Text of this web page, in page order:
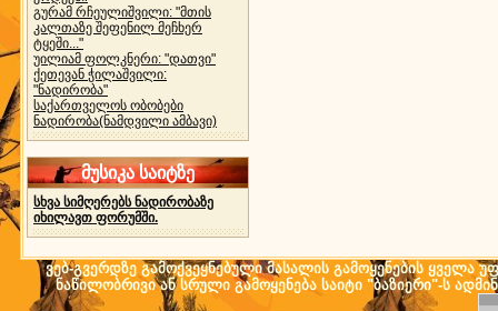
გურამ რჩეულიშვილი: "მთის
კალთაზე შეფენილ მეჩხერ
ტყეში..."
უილიამ ფოლკნერი: "დათვი"
ქეთევან ჭილაშვილი:
"ნადირობა"
საქართველოს ობობები
ნადირობა(ნამდვილი ამბავი)
მუსიკა საიტზე
სხვა სიმღერებს ნადირობაზე
იხილავთ ფორუმში.
ვებ-გვერდზე გამოქვეყნებული მასალის გამოყენების ყველა
ნაწილობრივი ან სრული გამოყენება საიტი "ბაზიერი"-ს